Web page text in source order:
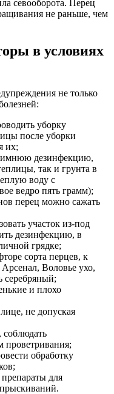
севооборота. Перец
не раньше, чем
в условиях
не только
уборку
после уборки
их;
дезинфекцию,
так и грунта в
воду с
ведро пять грамм);
перец можно сажать
участок из-под
дезинфекцию, в
грядке;
сорта перцев, к
Воловье ухо,
серебряный;
и плохо
не допуская
соблюдать
обработку
для